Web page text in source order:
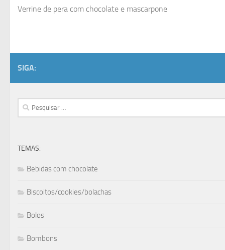
Verrine de pera com chocolate e mascarpone
SIGA:
Pesquisar
por:
TEMAS:
Bebidas com chocolate
Biscoitos/cookies/bolachas
Bolos
Bombons